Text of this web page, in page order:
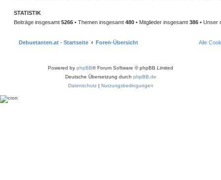
STATISTIK
Beiträge insgesamt 5266 • Themen insgesamt 480 • Mitglieder insgesamt 386 • Unser
Debuetanten.at - Startseite Foren-Übersicht Alle
Powered by phpBB® Forum Software © phpBB Limited
Deutsche Übersetzung durch phpBB.de
Datenschutz | Nutzungsbedingungen